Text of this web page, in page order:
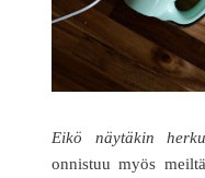
Eikö näytäkin
onnistuu myös